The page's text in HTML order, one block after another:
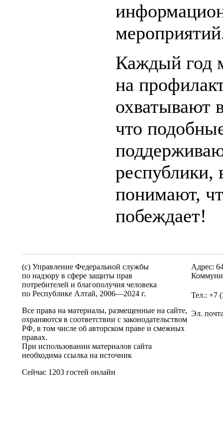
Каждый год
на
охватывают
что
республики,
понимают,
побеждает!
(c) Управление Федеральной службы
по надзору в сфере защиты прав
потребителей и благополучия человека
по Республике Алтай, 2006—2024 г.
Все права на материалы, размещенные на сайте,
охраняются в соответствии с законодательством
РФ, в том числе об авторском праве и смежных
правах.
При использовании материалов сайта
необходима ссылка на источник
Сейчас 1203 гостей онлайн
Адрес:
Тел.: +7
Эл.